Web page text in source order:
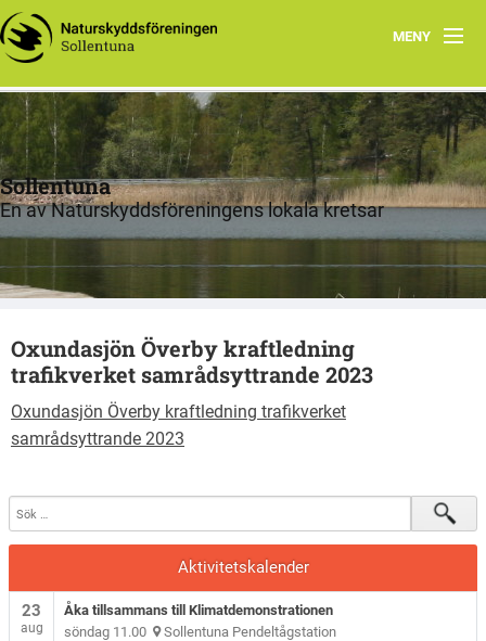
MENY
Hem
Om oss
Aktuella frågor
Verksamheter
Natur
Sollentuna
En av Naturskyddsföreningens lokala kretsar
Oxundasjön Överby kraftledning
trafikverket samrådsyttrande 2023
Oxundasjön Överby kraftledning trafikverket
samrådsyttrande 2023
Aktivitetskalender
23
aug
Åka tillsammans till Klimatdemonstrationen
söndag 11.00 Sollentuna Pendeltågstation